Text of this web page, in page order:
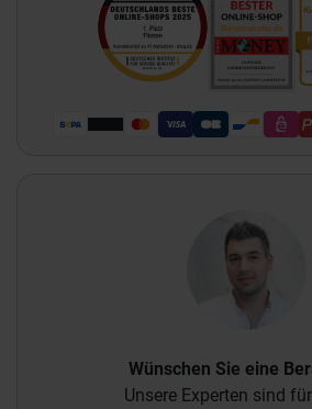
Wünschen Sie eine
Unsere Experten sind